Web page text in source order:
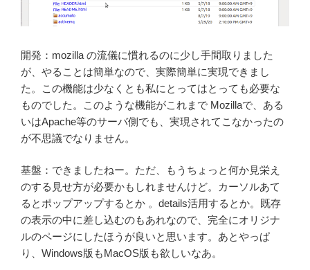
開発：mozilla の流儀に慣れるのに少し手間取りました
が、やることは簡単なので、実際簡単に実現できまし
た。この機能は少なくとも私にとってはとっても必要な
ものでした。このような機能がこれまで Mozillaで、ある
いはApache等のサーバ側でも、実現されてこなかったの
が不思議でなりません。
基盤：できましたねー。ただ、もうちょっと何か見栄え
のする見せ方が必要かもしれませんけど。カーソルあて
るとポップアップするとか 。details活用するとか。既存
の表示の中に差し込むのもあれなので、完全にオリジナ
ルのページにしたほうが良いと思います。あとやっぱ
り、Windows版もMacOS版も欲しいなあ。